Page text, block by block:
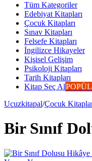
Tüm Kategoriler
Edebiyat Kitapları
Çocuk Kitapları
Sınav Kitapları
Felsefe Kitapları
İngilizce Hikayeler
Kişisel Gelişim
Psikoloji Kitapları
Tarih Kitapları
Kitap Seç Al
Ucuzkitapal/Çocuk
Bir Sınıf